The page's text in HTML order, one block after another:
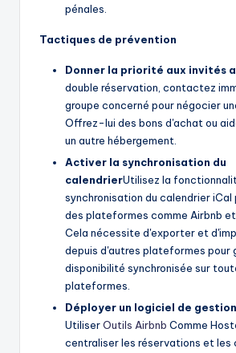
pénales.
Tactiques de prévention
Donner la priorité aux invités
double réservation, contactez
groupe concerné pour négocier
Offrez-lui des bons d'achat ou
un autre hébergement.
Activer la synchronisation du
calendrierUtilisez la
synchronisation du calendrier iCal
des plateformes comme Airbnb et
Cela nécessite d'exporter et
depuis d'autres plateformes pour
disponibilité synchronisée sur
plateformes.
Déployer un logiciel de
UtiliserOutils Airbnb Comme
centraliser les réservations et les